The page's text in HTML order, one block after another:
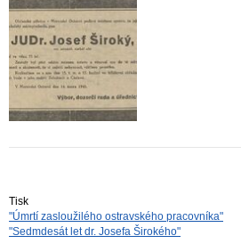
Tisk
"Úmrtí zasloužilého ostravského pracovníka"
"Sedmdesát let dr. Josefa Širokého"